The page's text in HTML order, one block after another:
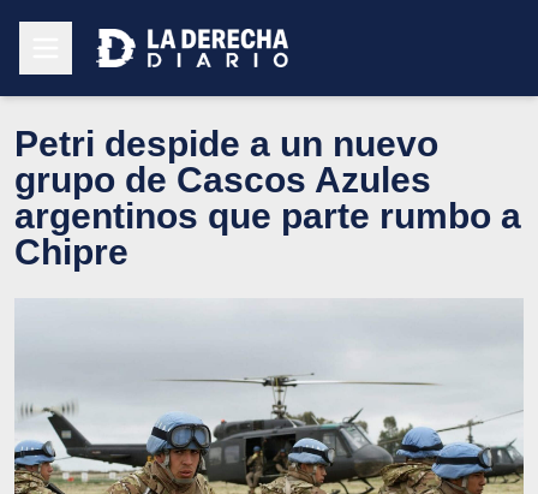
Petri despide a un nuevo
grupo de Cascos Azules
argentinos que parte rumbo a
Chipre